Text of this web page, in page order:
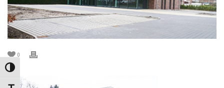
Umschalten auf hohe Kontraste
0